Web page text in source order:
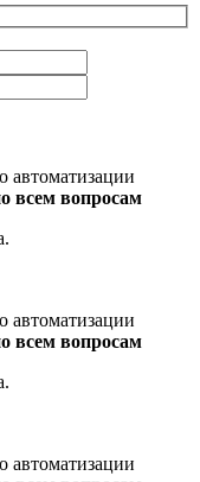
всем вопросам
всем вопросам